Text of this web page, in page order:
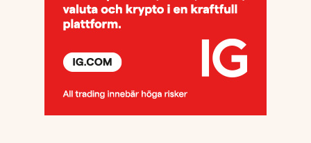
KOPIERA TOPPINVESTERARE
eToro är en investeringsplattform för flera tillgångsslag. Värdet på
dina investeringar kan gå upp eller ner. Du riskerar ditt kapital.